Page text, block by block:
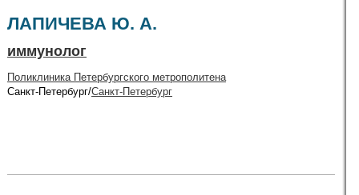
ЛАПИЧЕВА Ю. А.
иммунолог
Поликлиника Петербургского метрополитена
Санкт-Петербург/Санкт-Петербург